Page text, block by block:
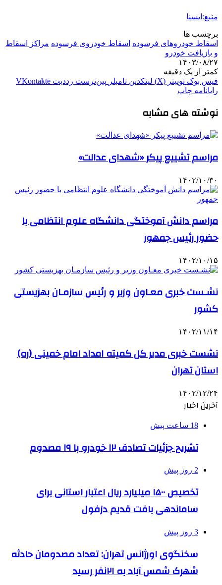
منبع:ایسنا
برچسب ها
اسقاط خودروهای فرسوده اسقاط خودروی فرسوده مراکز اسقاط
و بازیافت خودرو
۱۴۰۳/۰۸/۲۷
کمتر از یک دقیقه
فیس بوک توییتر (X) لینکدین ‫تامبلر ‫پین‌ترست ‫رددیت ‫VKontakte
رایانامه چاپ
نوشته های مشابه
مراسم تشییع پیکر «شهدای عدالت»
۱۴۰۲/۱۰/۳۰
مراسم دانش آموختگی دانشگاه علوم انتظامی با
حضور رئیس جمهور
۱۴۰۲/۱۰/۱۵
نشـست خبری معـاون وزیر و رئیس سازمـان بهزیستی
کشور
۱۴۰۲/۱۱/۱۴
نشست خبری مدیر کل کمیته امداد امام خمینی (ره)
استان تهران
۱۴۰۲/۱۲/۲۴
آخرین اخبار
18 ساعت پیش
تشریح جزئیات تصادف ۱۲ خودرو با ۱۹ مصدوم
2 روز پیش
تخصیص ۱۵۰۰ میلیارد ریال اعتبار استانی برای
ساماندهی بافت قدیم دزفول
3 روز پیش
سخنگوی اورژانس تهران: تعداد مصدومان حادثه
شهرک شمس آباد به ۲۱نفر رسید